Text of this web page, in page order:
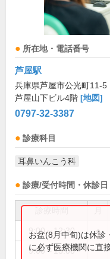
所在地・電話番号
芦屋駅
兵庫県芦屋市公光町11-5
芦屋山下ビル4階 [地図]
0797-32-3387
診療科目
耳鼻いんこう科
診療/受付時間・休診日
9:00～12:30 ●
9:00～13:00
お盆(8月中旬)は休診
に必ず医療機関に直